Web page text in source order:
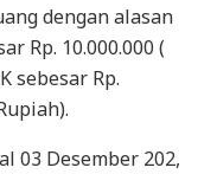
dengan alasan
Rp. 10.000.000 (
sebesar Rp.
03 Desember 202,